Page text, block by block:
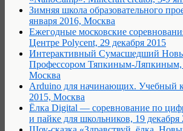
Зимняя школа образовательного
января 2016, Москва
Ежегодные московские
Центре Polycent, 29 декабря 2015
Интерактивный Сумасшедший
Профессором Тяпкиным-Ляпкиным,
Москва
Arduino для начинающих. Учебный
2015, Москва
Ёлка Digital — соревнование по
и пайке для школьников, 19